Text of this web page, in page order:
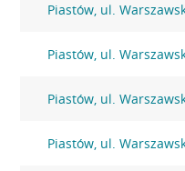
Piastów, ul.
Piastów, ul.
Piastów, ul.
Piastów, ul.